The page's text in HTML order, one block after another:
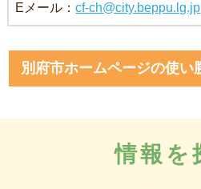
Eメール：cf-ch@city.beppu.lg.jp
別府市ホームページの使い
情報を